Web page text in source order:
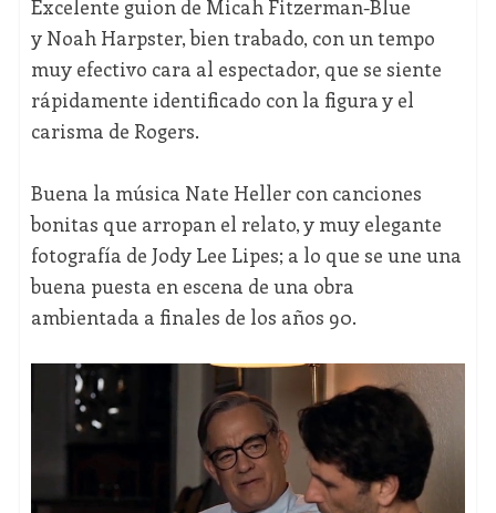
Excelente guion de Micah Fitzerman-Blue
y Noah Harpster, bien trabado, con un tempo
muy efectivo cara al espectador, que se siente
rápidamente identificado con la figura y el
carisma de Rogers.
Buena la música Nate Heller con canciones
bonitas que arropan el relato, y muy elegante
fotografía de Jody Lee Lipes; a lo que se une una
buena puesta en escena de una obra
ambientada a finales de los años 90.